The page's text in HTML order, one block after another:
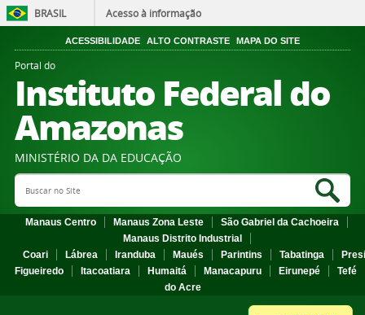
BRASIL Acesso à informação
ACESSIBILIDADE ALTO CONTRASTE MAPA DO SITE
Portal do
Instituto Federal do
Amazonas
MINISTÉRIO DA DA EDUCAÇÃO
Search Site
Manaus Centro Manaus Zona Leste
São Gabriel da Cachoeira
Manaus Distrito Industrial
Coari
Lábrea Iranduba Maués Parintins Tabatinga
Figueiredo
Itacoatiara Humaitá Manacapuru Eirunepé
Tefé
do Acre